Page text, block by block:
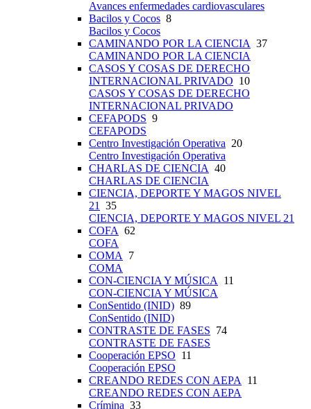
Avances enfermedades cardiovasculares
Bacilos y Cocos 8
Bacilos y Cocos
CAMINANDO POR LA CIENCIA 37
CAMINANDO POR LA CIENCIA
CASOS Y COSAS DE DERECHO
INTERNACIONAL PRIVADO 10
CASOS Y COSAS DE DERECHO
INTERNACIONAL PRIVADO
CEFAPODS 9
CEFAPODS
Centro Investigación Operativa 20
Centro Investigación Operativa
CHARLAS DE CIENCIA 40
CHARLAS DE CIENCIA
CIENCIA, DEPORTE Y MAGOS NIVEL
21
35
CIENCIA, DEPORTE Y MAGOS NIVEL 21
COFA 62
COFA
COMA
7
COMA
CON-CIENCIA Y MÚSICA
11
CON-CIENCIA Y MÚSICA
ConSentido (INID) 89
ConSentido (INID)
CONTRASTE DE FASES 74
CONTRASTE DE FASES
Cooperación EPSO 11
Cooperación EPSO
CREANDO REDES CON AEPA
11
CREANDO REDES CON AEPA
Crímina 33